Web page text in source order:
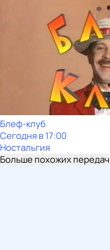
Блеф-клуб
Сегодня в 17:00
Ностальгия
Больше похожих передач